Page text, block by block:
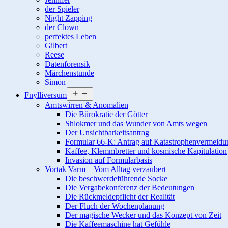
der Spieler
Night Zapping
der Clown
perfektes Leben
Gilbert
Reese
Datenforensik
Märchenstunde
Simon
Fnylliversum
öffnen
Amtswirren & Anomalien
Die Bürokratie der Götter
Shlokmer und das Wunder von Amts wegen
Der Unsichtbarkeitsantrag
Formular 66-K: Antrag auf
Kaffee, Klemmbretter und kosmische Kapitulation
Invasion auf Formularbasis
Vortak Varm – Vom Alltag verzaubert
Die beschwerdeführende Socke
Die Vergabekonferenz der Bedeutungen
Die Rückmeldepflicht der Realität
Der Fluch der Wochenplanung
Der magische Wecker und das Konzept von Zeit
Die Kaffeemaschine hat Gefühle